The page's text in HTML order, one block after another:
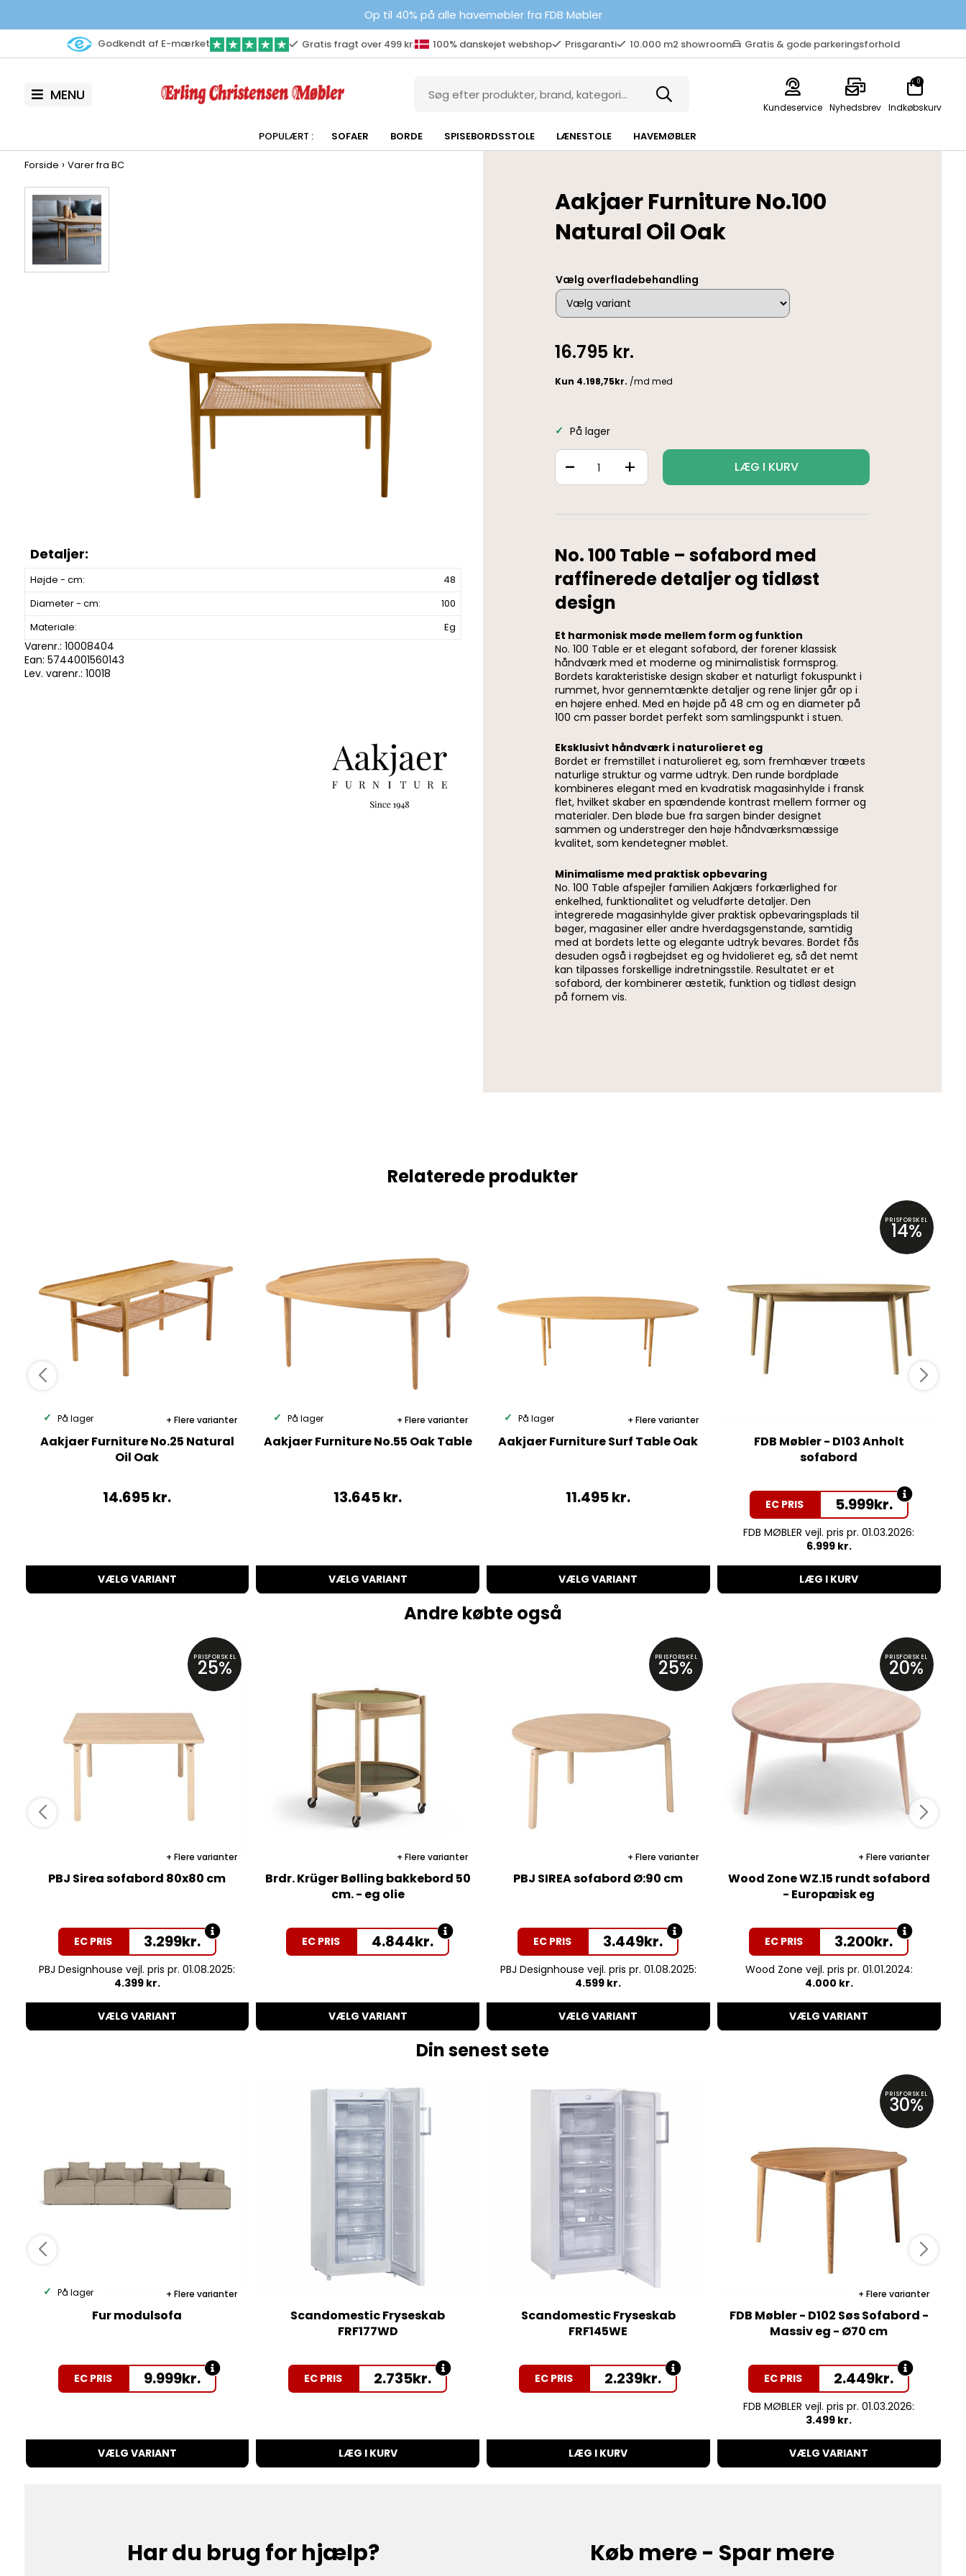
Op til 40% på alle havemøbler fra FDB Møbler
Godkendt af E-mærket Gratis fragt over 499 kr. 100% danskejet webshop Prisgaranti 10.000 m2 showroom Gratis & gode parkeringsforhold
MENU
Kundeservice Nyhedsbrev Indkøbskurv
0
SOFAER BORDE SPISEBORDSSTOLE LÆNESTOLE HAVEMØBLER
Forside › Varer fra BC
Højde - cm:
48
Diameter - cm:
100
Materiale:
Eg
Varenr.: 10008404
Ean: 5744001560143
Lev. varenr.: 10018
Aakjaer Furniture No.100
Natural Oil Oak
Vælg overfladebehandling
16.795 kr.
På lager
+
- LÆG I KURV
No. 100 Table – sofabord med
raffinerede detaljer og tidløst
design
Et harmonisk møde mellem form og funktion
No. 100 Table er et elegant sofabord, der forener klassisk
håndværk med et moderne og minimalistisk formsprog.
Bordets karakteristiske design skaber et naturligt fokuspunkt i
rummet, hvor gennemtænkte detaljer og rene linjer går op i
en højere enhed. Med en højde på 48 cm og en diameter på
100 cm passer bordet perfekt som samlingspunkt i stuen.
Eksklusivt håndværk i naturolieret eg
Bordet er fremstillet i naturolieret eg, som fremhæver træets
naturlige struktur og varme udtryk. Den runde bordplade
kombineres elegant med en kvadratisk magasinhylde i fransk
flet, hvilket skaber en spændende kontrast mellem former og
materialer. Den bløde bue fra sargen binder designet
sammen og understreger den høje håndværksmæssige
kvalitet, som kendetegner møblet.
Minimalisme med praktisk opbevaring
No. 100 Table afspejler familien Aakjærs forkærlighed for
enkelhed, funktionalitet og veludførte detaljer. Den
integrerede magasinhylde giver praktisk opbevaringsplads til
bøger, magasiner eller andre hverdagsgenstande, samtidig
med at bordets lette og elegante udtryk bevares. Bordet fås
desuden også i røgbejdset eg og hvidolieret eg, så det nemt
kan tilpasses forskellige indretningsstile. Resultatet er et
sofabord, der kombinerer æstetik, funktion og tidløst design
på fornem vis.
Relaterede produkter
Flere varianter
På lager
Aakjaer Furniture No.25 Natural
Oil Oak
14.695kr.
VÆLG VARIANT
Flere varianter
På lager
Aakjaer Furniture No.55 Oak Table
13.645kr.
VÆLG VARIANT
Flere varianter
På lager
Aakjaer Furniture Surf Table Oak
11.495kr.
VÆLG VARIANT
PRISFORSKEL
14%
FDB Møbler - D103 Anholt
sofabord
EC PRIS 5.999kr.
FDB MØBLER vejl. pris pr. 01.03.2026:
6.999 kr.
LÆG I KURV
Andre købte også
PRISFORSKEL
25%
Flere varianter
PBJ Sirea sofabord 80x80 cm
EC PRIS 3.299kr.
PBJ Designhouse vejl. pris pr. 01.08.2025:
4.399 kr.
VÆLG VARIANT
Flere varianter
Brdr. Krüger Bølling bakkebord 50
cm. - eg olie
EC PRIS 4.844kr.
VÆLG VARIANT
PRISFORSKEL
25%
Flere varianter
PBJ SIREA sofabord Ø:90 cm
EC PRIS 3.449kr.
PBJ Designhouse vejl. pris pr. 01.08.2025:
4.599 kr.
VÆLG VARIANT
PRISFORSKEL
20%
Flere varianter
Wood Zone WZ.15 rundt sofabord
- Europæisk eg
EC PRIS 3.200kr.
Wood Zone vejl. pris pr. 01.01.2024:
4.000 kr.
VÆLG VARIANT
Din senest sete
Flere varianter
På lager
Fur modulsofa
EC PRIS 9.999kr.
VÆLG VARIANT
Scandomestic Fryseskab
FRF177WD
EC PRIS 2.735kr.
LÆG I KURV
Scandomestic Fryseskab
FRF145WE
EC PRIS 2.239kr.
LÆG I KURV
PRISFORSKEL
30%
Flere varianter
FDB Møbler - D102 Søs Sofabord -
Massiv eg - Ø70 cm
EC PRIS 2.449kr.
FDB MØBLER vejl. pris pr. 01.03.2026:
3.499 kr.
VÆLG VARIANT
Har du brug for hjælp? Køb mere - Spar mere